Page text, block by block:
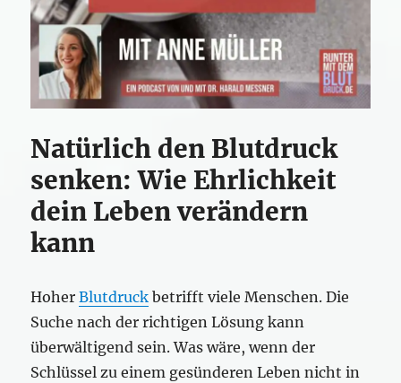
Natürlich den Blutdruck
senken: Wie Ehrlichkeit
dein Leben verändern
kann
HoherBlutdruck betrifft viele Menschen. Die
Suche nach der richtigen Lösung kann
überwältigend sein. Was wäre, wenn der
Schlüssel zu einem gesünderen Leben nicht in